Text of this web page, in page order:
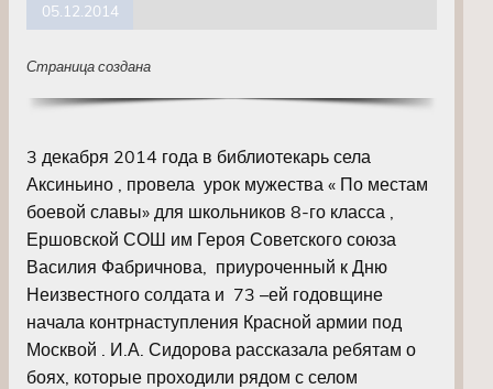
05.12.2014
Страница создана
3 декабря 2014 года в библиотекарь села
Аксиньино , провела урок мужества « По местам
боевой славы» для школьников 8-го класса ,
Ершовской СОШ им Героя Советского союза
Василия Фабричнова, приуроченный к Дню
Неизвестного солдата и 73 –ей годовщине
начала контрнаступления Красной армии под
Москвой . И.А. Сидорова рассказала ребятам о
боях, которые проходили рядом с селом